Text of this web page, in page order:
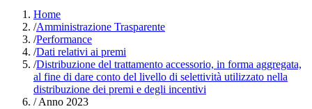
Home
/Amministrazione Trasparente
/Performance
/Dati relativi ai premi
/Distribuzione del trattamento accessorio, in forma aggregata,
al fine di dare conto del livello di selettività utilizzato nella
distribuzione dei premi e degli incentivi
/Anno 2023